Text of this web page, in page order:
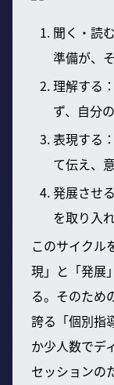
聞く・読
準備が、
理解する
ず、自分
表現する
て伝え、
発展させ
を取り入
このサイクル
現」と「発展
る。そのため
誇る「個別指
か少人数でデ
セッションの